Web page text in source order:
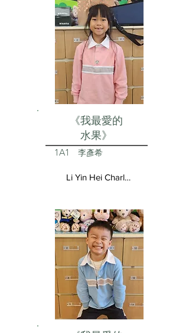
《我最愛的
水果》
1A1 李彥希
Li Yin Hei Charlotte